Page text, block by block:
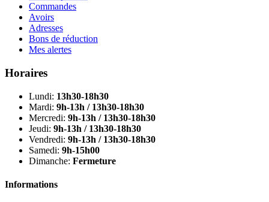
Commandes
Avoirs
Adresses
Bons de réduction
Mes alertes
Horaires
Lundi: 13h30-18h30
Mardi: 9h-13h / 13h30-18h30
Mercredi: 9h-13h / 13h30-18h30
Jeudi: 9h-13h / 13h30-18h30
Vendredi: 9h-13h / 13h30-18h30
Samedi: 9h-15h00
Dimanche: Fermeture
Informations